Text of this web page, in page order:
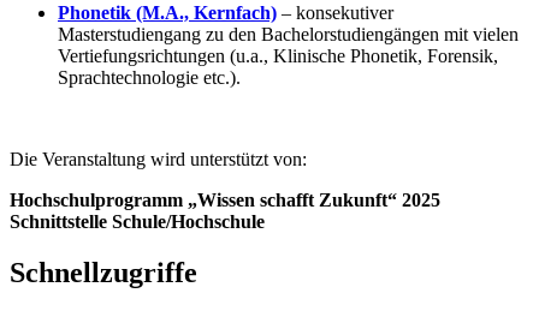
Phonetik (M.A., Kernfach) – konsekutiver
Masterstudiengang zu den Bachelorstudiengängen mit vielen
Vertiefungsrichtungen (u.a., Klinische Phonetik, Forensik,
Sprachtechnologie etc.).
Die Veranstaltung wird unterstützt von:
Hochschulprogramm „Wissen schafft Zukunft“ 2025
Schnittstelle Schule/Hochschule
Schnellzugriffe